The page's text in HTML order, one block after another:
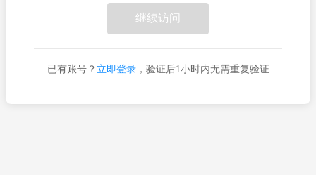
继续访问
已有账号？ 立即登录，验证后1小时内无需重复验证